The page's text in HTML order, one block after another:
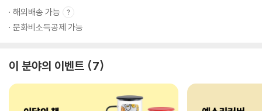
해외배송 가능
문화비소득공제 가능
이 분야의 이벤트 7